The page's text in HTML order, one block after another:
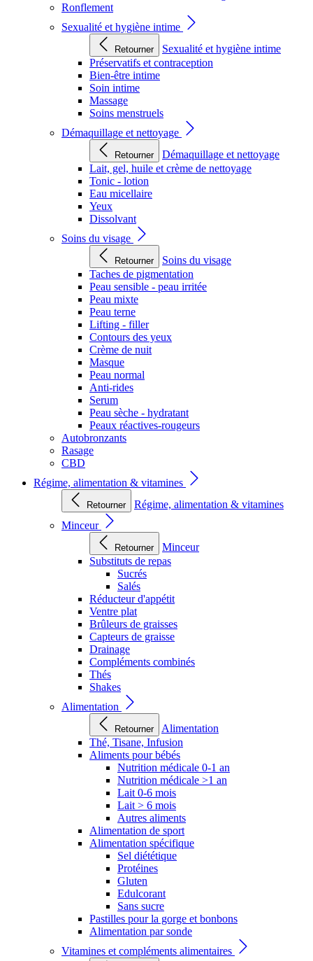
Ronflement
Sexualité et hygiène intime
Retourner
Sexualité et hygiène intime
Préservatifs et contraception
Bien-être intime
Soin intime
Massage
Soins menstruels
Démaquillage et nettoyage
Retourner
Démaquillage et nettoyage
Lait, gel, huile et crème de nettoyage
Tonic - lotion
Eau micellaire
Yeux
Dissolvant
Soins du visage
Retourner
Soins du visage
Taches de pigmentation
Peau sensible - peau irritée
Peau mixte
Peau terne
Lifting - filler
Contours des yeux
Crème de nuit
Masque
Peau normal
Anti-rides
Serum
Peau sèche - hydratant
Peaux réactives-rougeurs
Autobronzants
Rasage
CBD
Régime, alimentation & vitamines
Retourner
Régime, alimentation & vitamines
Minceur
Retourner
Minceur
Substituts de repas
Sucrés
Salés
Réducteur d'appétit
Ventre plat
Brûleurs de graisses
Capteurs de graisse
Drainage
Compléments combinés
Thés
Shakes
Alimentation
Retourner
Alimentation
Thé, Tisane, Infusion
Aliments pour bébés
Nutrition médicale 0-1 an
Nutrition médicale >1 an
Lait 0-6 mois
Lait > 6 mois
Autres aliments
Alimentation de sport
Alimentation spécifique
Sel diététique
Protéines
Gluten
Edulcorant
Sans sucre
Pastilles pour la gorge et bonbons
Alimentation par sonde
Vitamines et compléments alimentaires